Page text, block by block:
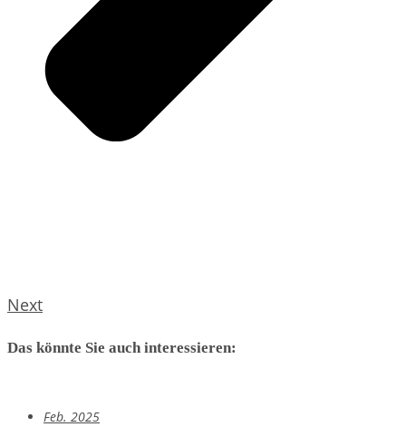
Next
Das könnte Sie auch interessieren:
Feb. 2025